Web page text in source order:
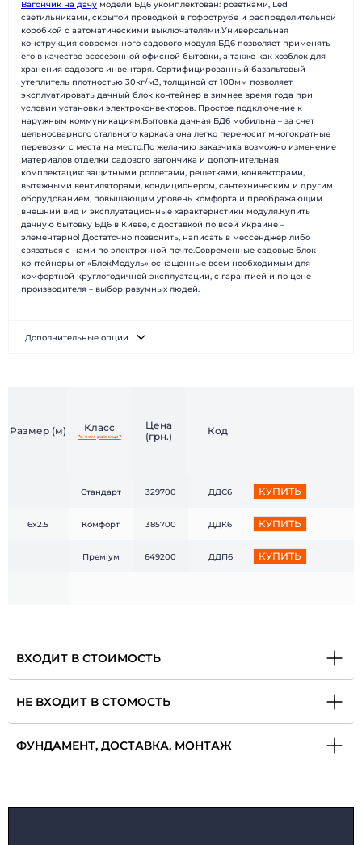
Контакты
Отзывы
Вагончик на дачу модели БД6 укомплектован: розетками, Led
светильниками, скрытой проводкой в гофротрубе и распределительной
коробкой с автоматическими выключателями.Универсальная
конструкция современного садового модуля БД6 позволяет применять
его в качестве всесезонной офисной бытовки, а также как хозблок для
хранения садового инвентаря. Сертифицированный базальтовый
утеплитель плотностью 30кг/м3, толщиной от 100мм позволяет
эксплуатировать дачный блок контейнер в зимнее время года при
условии установки электроконвекторов. Простое подключение к
наружным коммуникациям.Бытовка дачная БД6 мобильна – за счет
цельносварного стального каркаса она легко переносит многократные
перевозки с места на место.По желанию заказчика возможно изменение
материалов отделки садового вагончика и дополнительная
комплектация: защитными роллетами, решетками, конвекторами,
вытяжными вентиляторами, кондиционером, сантехническим и другим
оборудованием, повышающим уровень комфорта и преображающим
внешний вид и эксплуатационные характеристики модуля.Купить
дачную бытовку БД6 в Киеве, с доставкой по всей Украине –
элементарно! Достаточно позвонить, написать в мессенджер либо
связаться с нами по электронной почте.Современные садовые блок
контейнеры от «БлокМодуль» оснащенные всем необходимым для
комфортной круглогодичной эксплуатации, с гарантией и по цене
производителя – выбор разумных людей.
Дополнительные опции
Размер (м) Класс
*в чем разница?
Цена
(грн.)
Код
Стандарт 329700 ДДС6 КУПИТЬ
6x2.5 Комфорт 385700 ДДК6 КУПИТЬ
Премiум 649200 ДДП6 КУПИТЬ
ВХОДИТ В СТОИМОСТЬ
НЕ ВХОДИТ В СТОМОСТЬ
ФУНДАМЕНТ, ДОСТАВКА, МОНТАЖ